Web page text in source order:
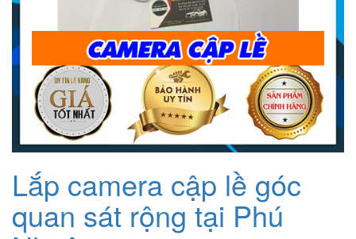
Lắp camera cập lề góc
quan sát rộng tại Phú